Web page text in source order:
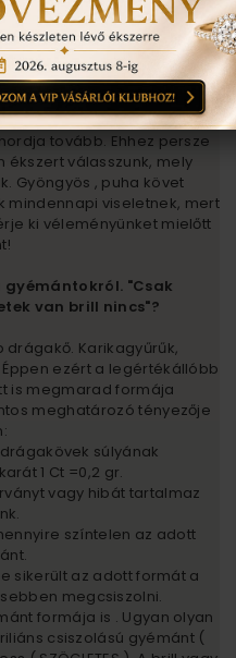
vagy műterméket nem
megvásárlását. Ezek
melyek olcsók és ha
fáj a szívünk ( annyira ). Mi
hogyha gyermekünk felnő,
tovább. Ehhez persze
válasszunk, mely
Gyöngyös , puha követ
mindennapi viseletnek, mert
ki véleményünket mielőtt
"Csak
van brill nincs"?
Karikagyűrűk,
ezért a legértékállóbb
is megmarad formája
meghatározó tényezője
drágakövek súlyának
1 Ct =0,2 gr.
vagy hibát tartalmaz
színtelen az adott
sikerült az adott formát a
megcsiszolni.
formája is . Ugyan olyan
csiszolású gyémánt (